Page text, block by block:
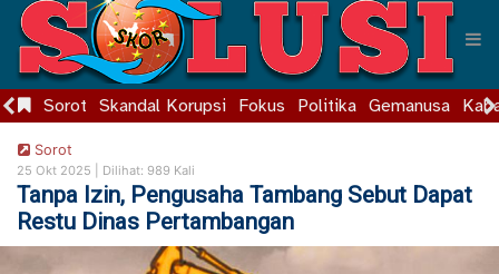
Sorot Skandal Korupsi Fokus Politika Gemanusa
Sorot
25 Okt 2025 | Dilihat: 989 Kali
Tanpa Izin, Pengusaha Tambang Sebut Dapat
Restu Dinas Pertambangan